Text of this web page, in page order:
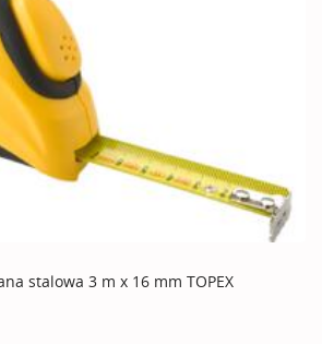
stalowa 3 m x 16 mm TOPEX